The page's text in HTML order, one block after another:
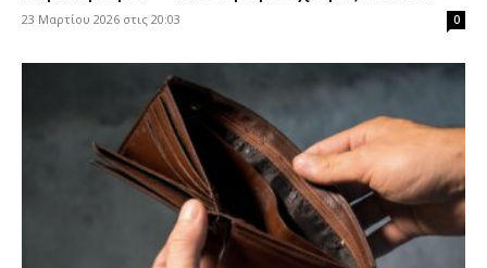
23 Μαρτίου 2026 στις 20:03 0